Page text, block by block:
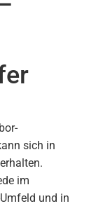
sich in
im
und in